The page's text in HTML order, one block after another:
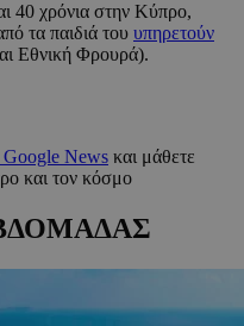
40 χρόνια στην Κύπρο,
τα παιδιά του υπηρετούν
Εθνική Φρουρά).
News και μάθετε
και τον κόσμο